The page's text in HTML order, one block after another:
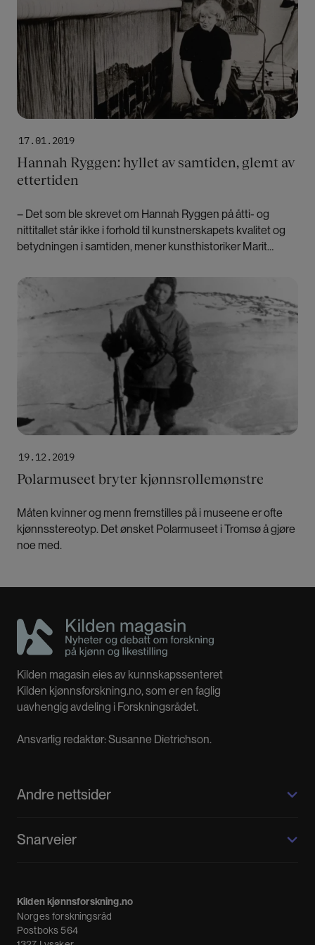
Ny satsing skal styrke kvinners plass i museer
Kvinnelige fotografer er ofte ukjente
Norske museer er ikke opptatt av kjønn
Polarmuseet bryter kjønnsrollemønstre
Vil fortelle historiene til Oslos tause kvinner
Løfter frem kvinners rolle i industrihistorien
På jakt etter kvinner i plastindustrien
Vil det skal bli lettere å dele erfaringer med
abort
mangfoldige
17.01.2019
Hannah Ryggen: hyllet av samtiden, glemt av
ettertiden
– Det som ble skrevet om Hannah Ryggen på åtti- og
nittitallet står ikke i forhold til kunstnerskapets kvalitet og
betydningen i samtiden, mener kunsthistoriker Marit
19.12.2019
Polarmuseet bryter kjønnsrollemønstre
Måten kvinner og menn fremstilles på i museene er ofte
kjønnsstereotyp. Det ønsket Polarmuseet i Tromsø å gjøre
noe med.
Bilde
Kilden magasin eies av kunnskapssenteret
Kilden kjønnsforskning.no, som er en faglig
uavhengig avdeling i Forskningsrådet.
Ansvarlig redaktør: Susanne Dietrichson.
Andre nettsider
Kvinnehistorie.no
Snarveier
Nyheter
Nyhetsbrev
Kilden kjønnsforskning.no
Norges forskningsråd
Postboks 564